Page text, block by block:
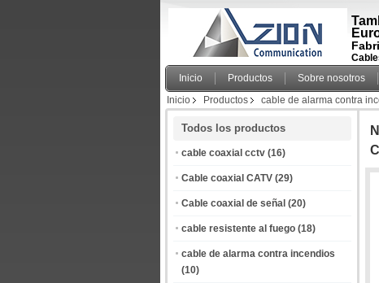
Inicio Productos Sobre nosotros
Inicio
Productos cable de alarma contra
Todos los productos
cable coaxial cctv (16)
Cable coaxial CATV (29)
Cable coaxial de señal (20)
cable resistente al fuego (18)
cable de alarma contra incendios
(10)